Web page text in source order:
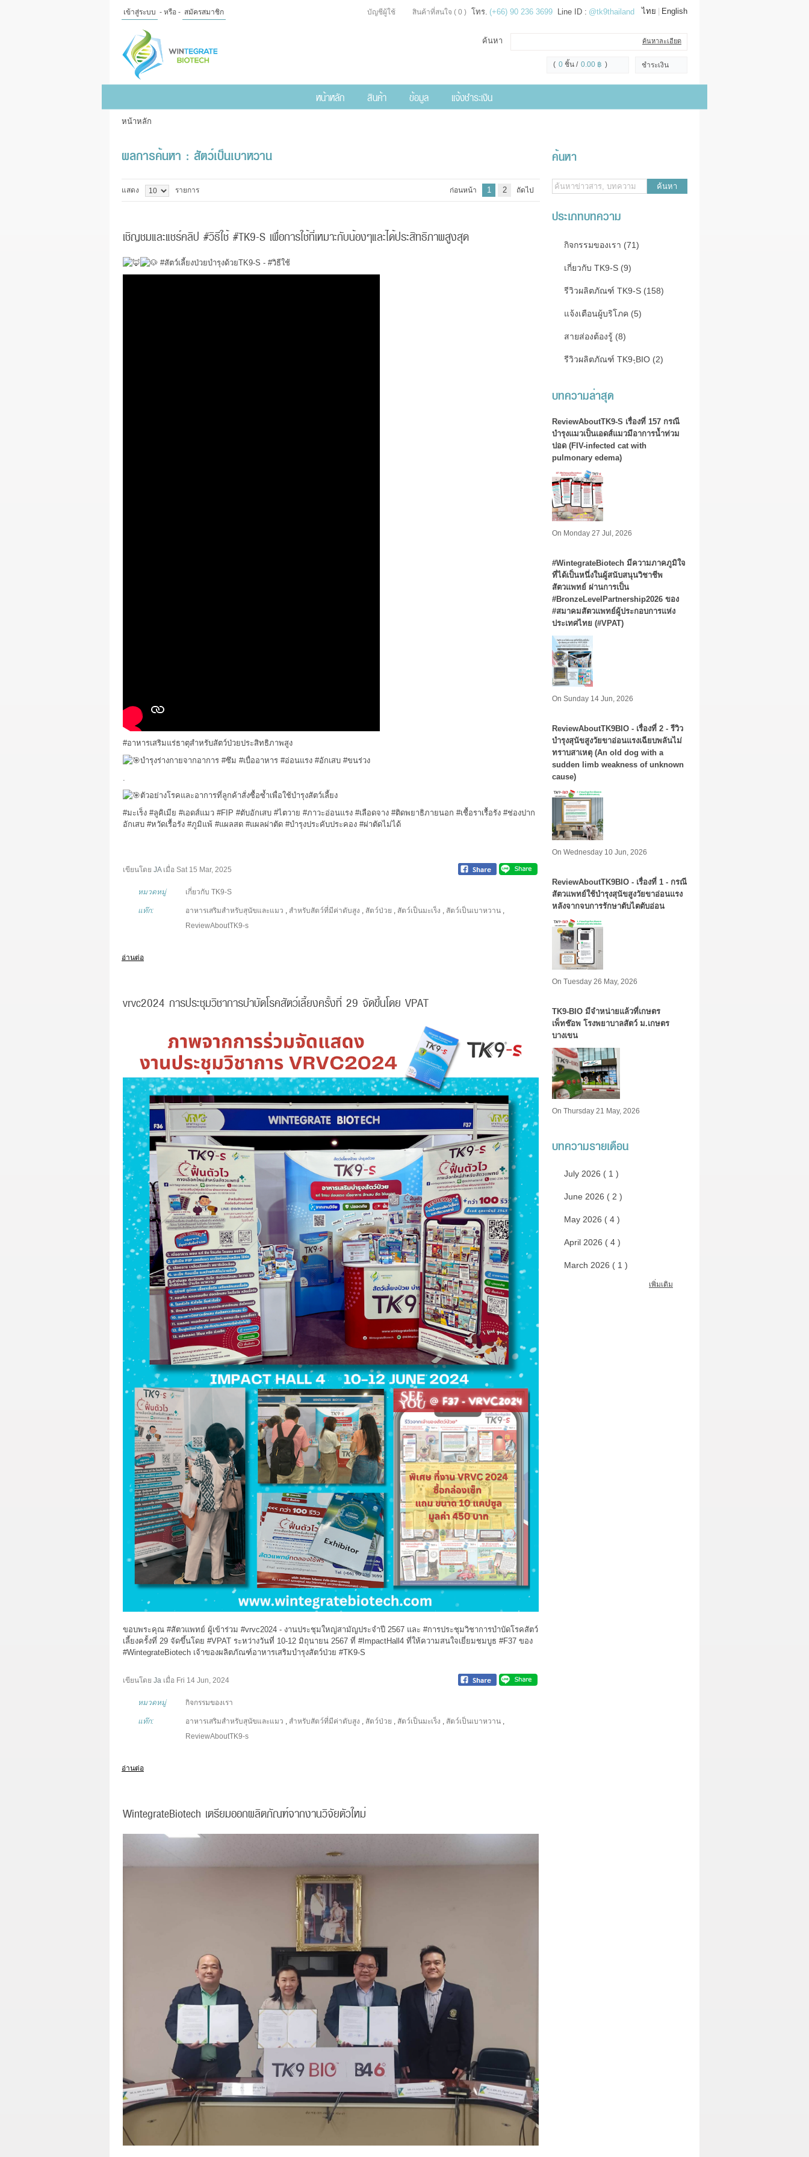
ไทย | English
ข้อมูล
เข้าสู่ระบบ - หรือ - สมัครสมาชิก ไทย English
โทร. (+66) 90 236 3699 Line ID : @tk9thailand
สินค้าที่สนใจ ( 0 )
บัญชีผู้ใช้
ค้นหา ค้นหาละเอียด
( 0 ชิ้น 0.00 ฿ ) ชำระเงิน
หน้าหลัก สินค้า ข้อมูล แจ้งชำระเงิน
หน้าหลัก
ผลการค้นหา : สัตว์เป็นเบาหวาน
แสดง รายการ ก่อนหน้า 1 2 ถัดไป
เชิญชมและแชร์คลิป #วิธีใช้ #TK9-S เพื่อการใช้ที่เหมาะกับน้องๆและได้ประสิทธิภาพสูงสุด
#สัตว์เลี้ยงป่วยบำรุงด้วยTK9-S - #วิธีใช้
#อาหารเสริมแร่ธาตุสำหรับสัตว์ป่วยประสิทธิภาพสูง
บำรุงร่างกายจากอาการ #ซึม #เบื่ออาหาร #อ่อนแรง #อักเสบ #ขนร่วง
ตัวอย่างโรคและอาการที่ลูกค้าสั่งซื้อซ้ำเพื่อใช้บำรุงสัตว์เลี้ยง
#มะเร็ง #ลูคิเมีย #เอดส์แมว #FIP #ตับอักเสบ #ไตวาย #ภาวะอ่อนแรง #เลือดจาง #ติดพยาธิภายนอก #เชื้อราเรื้อรัง #ช่องปาก
อักเสบ #หวัดเรื้อรัง #ภูมิแพ้ #แผลสด #แผลผ่าตัด #บำรุงประคับประคอง #ผ่าตัดไม่ได้
เขียนโดย JAเมื่อ Sat 15 Mar, 2025
หมวดหมู่ เกี่ยวกับ TK9-S
แท๊ก: อาหารเสริมสำหรับสุนัขและแมว , สำหรับสัตว์ที่มีค่าตับสูง , สัตว์ป่วย , สัตว์เป็นมะเร็ง , สัตว์เป็นเบาหวาน,
ReviewAboutTK9-s
อ่านต่อ
vrvc2024 การประชุมวิชาการบำบัดโรคสัตว์เลี้ยงครั้งที่ 29 จัดขึ้นโดย VPAT
ขอบพระคุณ #สัตวแพทย์ ผู้เข้าร่วม #vrvc2024 - งานประชุมใหญ่สามัญประจำปี 2567 และ #การประชุมวิชาการบำบัดโรคสัตว์
เลี้ยงครั้งที่ 29 จัดขึ้นโดย #VPAT ระหว่างวันที่ 10-12 มิถุนายน 2567 ที่ #ImpactHall4 ที่ให้ความสนใจเยี่ยมชมบูธ #F37 ของ
#WintegrateBiotech เจ้าของผลิตภัณฑ์อาหารเสริมบำรุงสัตว์ป่วย #TK9-S
เขียนโดย Ja เมื่อ Fri 14 Jun, 2024
หมวดหมู่ กิจกรรมของเรา
แท๊ก: อาหารเสริมสำหรับสุนัขและแมว สำหรับสัตว์ที่มีค่าตับสูง สัตว์ป่วย สัตว์เป็นมะเร็ง สัตว์เป็นเบาหวาน,
ReviewAboutTK9-s
อ่านต่อ
WintegrateBiotech เตรียมออกผลิตภัณฑ์จากงานวิจัยตัวใหม่
ค้นหา
ค้นหา
ประเภทบทความ
กิจกรรมของเรา (71)
เกี่ยวกับ TK9-S (9)
รีวิวผลิตภัณฑ์ TK9-S (158)
แจ้งเตือนผู้บริโภค (5)
สายส่องต้องรู้ (8)
รีวิวผลิตภัณฑ์ TK9-ฺBIO (2)
บทความล่าสุด
ReviewAboutTK9-S เรื่องที่ 157 กรณี
บำรุงแมวเป็นเอดส์แมวมีอาการน้ำท่วม
ปอด (FIV-infected cat with
pulmonary edema)
On Monday 27 Jul, 2026
#WintegrateBiotech มีความภาคภูมิใจ
ที่ได้เป็นหนึ่งในผู้สนับสนุนวิชาชีพ
สัตวแพทย์ ผ่านการเป็น
#BronzeLevelPartnership2026 ของ
#สมาคมสัตวแพทย์ผู้ประกอบการแห่ง
ประเทศไทย (#VPAT)
On Sunday 14 Jun, 2026
ReviewAboutTK9BIO - เรื่องที่ 2 - รีวิว
บำรุงสุนัขสูงวัยขาอ่อนแรงเฉียบพลันไม่
ทราบสาเหตุ (An old dog with a
sudden limb weakness of unknown
cause)
On Wednesday 10 Jun, 2026
ReviewAboutTK9BIO - เรื่องที่ 1 - กรณี
สัตวแพทย์ใช้บำรุงสุนัขสูงวัยขาอ่อนแรง
หลังจากจบการรักษาตับไตตับอ่อน
On Tuesday 26 May, 2026
TK9​-BIO มีจำหน่ายแล้วที่เกษตร
เพ็ทช๊อพ โรงพยาบาลสัตว์ ม.เกษตร
บางเขน​
On Thursday 21 May, 2026
บทความรายเดือน
July 2026 ( 1 )
June 2026 ( 2 )
May 2026 ( 4 )
April 2026 ( 4 )
March 2026 ( 1 )
เพิ่มเติม